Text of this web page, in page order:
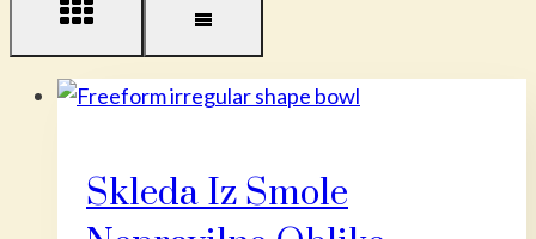
Skleda Iz Smole